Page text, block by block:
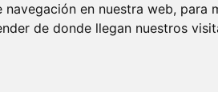
en nuestra web,
de donde llegan nuestros